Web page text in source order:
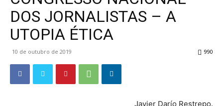
DOS JORNALISTAS – A
UTOPIA ÉTICA
10 de outubro de 2019 990
Javier Darío Restrepo.